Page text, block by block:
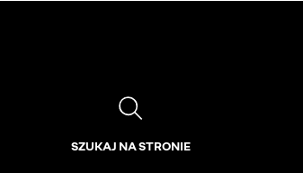
SZUKAJ NA STRONIE